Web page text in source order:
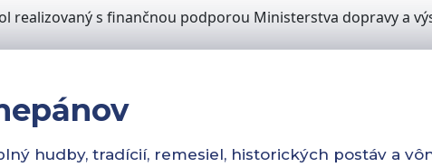
realizovaný s finančnou podporou Ministerstva dopravy a
hudby, tradícií, remesiel, historických postáv a